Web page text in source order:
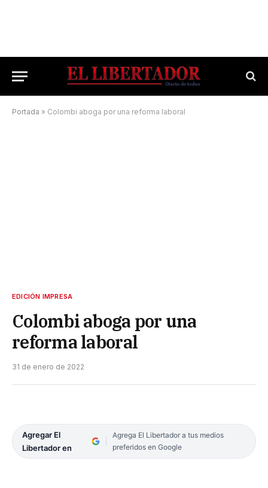
Portada » Colombi aboga por una reforma laboral
EDICIÓN IMPRESA
Colombi aboga por una
reforma laboral
31 de enero de 2022
Agregar El
Libertador en
Agrega El Libertador a tus medios
preferidos en Google